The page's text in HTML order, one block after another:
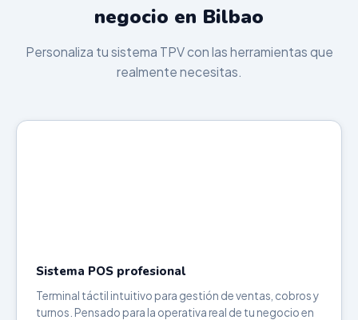
negocio en Bilbao
Personaliza tu sistema TPV con las herramientas que
realmente necesitas.
Sistema POS profesional
Terminal táctil intuitivo para gestión de ventas, cobros y
turnos. Pensado para la operativa real de tu negocio en